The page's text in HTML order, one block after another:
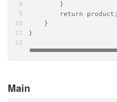
        }
        return product;
    }
}
Main